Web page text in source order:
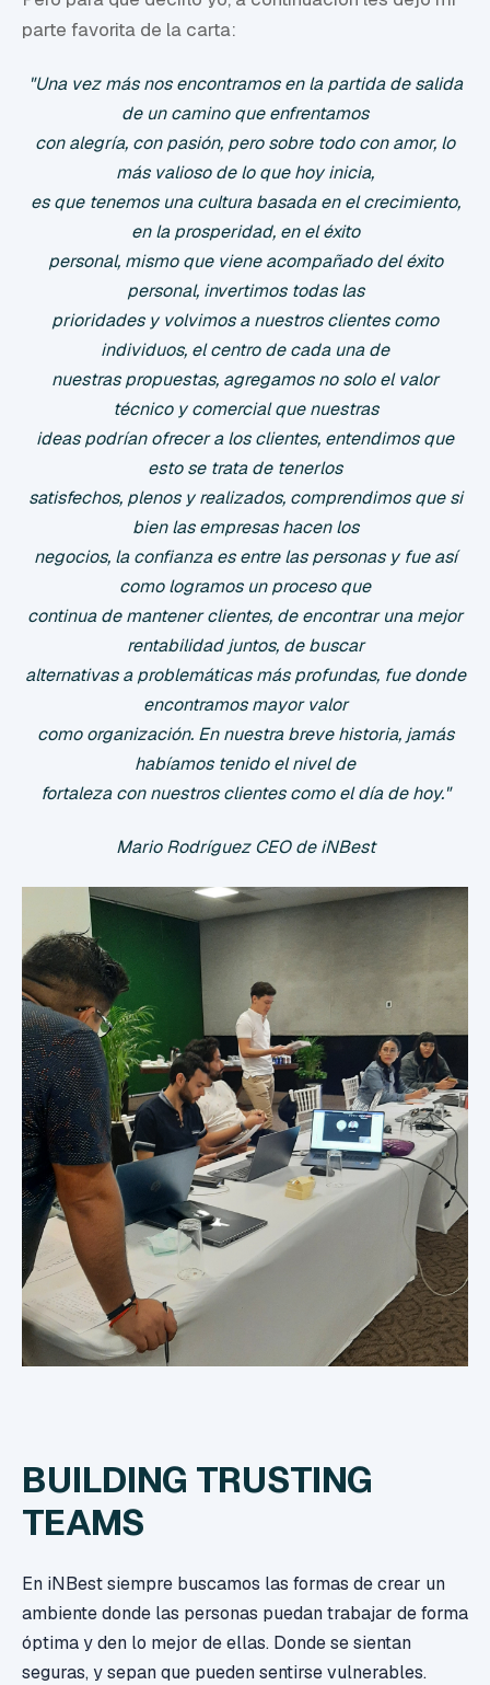
parte favorita de la carta:
"Una vez más nos encontramos en la partida de salida
de un camino que enfrentamos
con alegría, con pasión, pero sobre todo con amor, lo
más valioso de lo que hoy inicia,
es que tenemos una cultura basada en el crecimiento,
en la prosperidad, en el éxito
personal, mismo que viene acompañado del éxito
personal, invertimos todas las
prioridades y volvimos a nuestros clientes como
individuos, el centro de cada una de
nuestras propuestas, agregamos no solo el valor
técnico y comercial que nuestras
ideas podrían ofrecer a los clientes, entendimos que
esto se trata de tenerlos
satisfechos, plenos y realizados, comprendimos que si
bien las empresas hacen los
negocios, la confianza es entre las personas y fue así
como logramos un proceso que
continua de mantener clientes, de encontrar una mejor
rentabilidad juntos, de buscar
alternativas a problemáticas más profundas, fue donde
encontramos mayor valor
como organización. En nuestra breve historia, jamás
habíamos tenido el nivel de
fortaleza con nuestros clientes como el día de hoy."
Mario Rodríguez CEO de iNBest
BUILDING TRUSTING
TEAMS
En iNBest siempre buscamos las formas de crear un
ambiente donde las personas puedan trabajar de forma
óptima y den lo mejor de ellas. Donde se sientan
seguras, y sepan que pueden sentirse vulnerables.